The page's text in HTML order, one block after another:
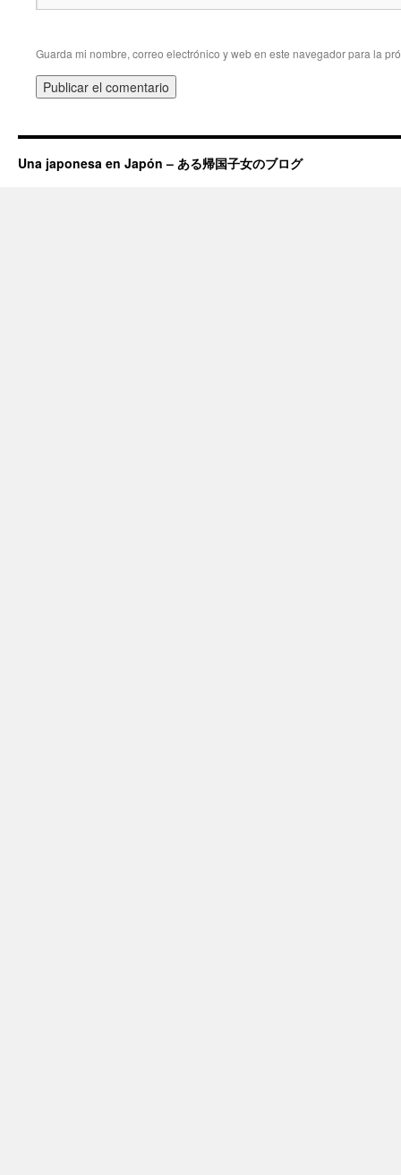
Guarda mi nombre, correo electrónico y web en este navegador para la
Una japonesa en Japón – ある帰国子女のブログ